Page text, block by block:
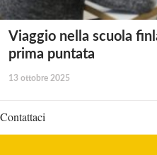
Viaggio nella scuola
prima puntata
13 ottobre 2025
Contattaci